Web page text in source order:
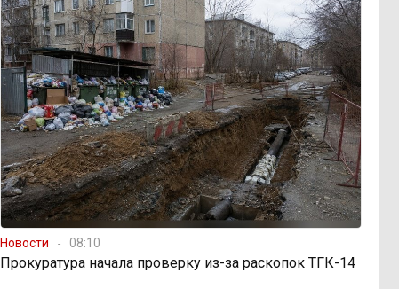
Новости 08:10
Прокуратура начала проверку из-за раскопок ТГК-14